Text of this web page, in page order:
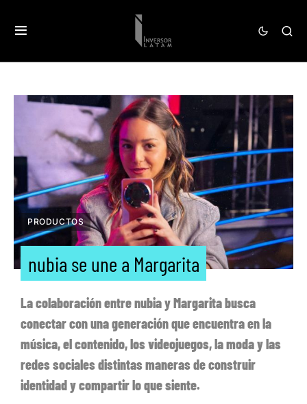
PRODUCTOS
nubia se une a Margarita
La colaboración entre nubia y Margarita busca
conectar con una generación que encuentra en la
música, el contenido, los videojuegos, la moda y las
redes sociales distintas maneras de construir
identidad y compartir lo que siente.